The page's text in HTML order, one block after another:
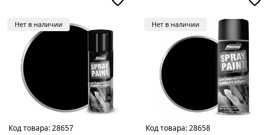
Нет в наличии
Код товара:28657
Нет в наличии
Код товара:28658